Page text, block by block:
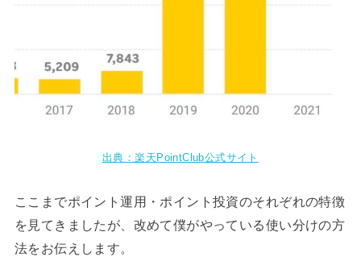
出典：楽天PointClub公式サイト
ここまでポイント運用・ポイント投資のそれぞれの特徴
を見てきましたが、改めて僕がやっている使い分けの方
法をお伝えします。